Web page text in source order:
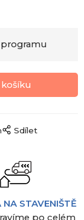
Sdílet
STAVENIŠTĚ
po celém